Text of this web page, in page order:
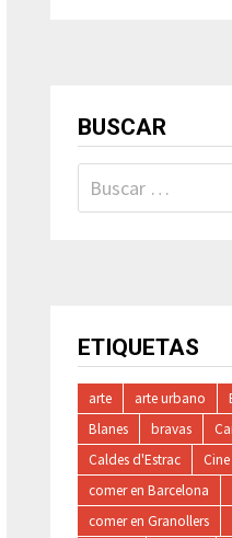
BUSCAR
Buscar:
ETIQUETAS
arte arte urbano
Blanes
bravas
Caldes d'Estrac
Cine
comer en Barcelona
comer en Granollers